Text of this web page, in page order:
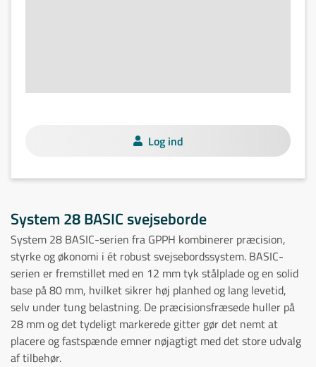
Log ind
System 28 BASIC svejseborde
System 28 BASIC-serien fra GPPH kombinerer præcision,
styrke og økonomi i ét robust svejsebordssystem. BASIC-
serien er fremstillet med en 12 mm tyk stålplade og en solid
base på 80 mm, hvilket sikrer høj planhed og lang levetid,
selv under tung belastning. De præcisionsfræsede huller på
28 mm og det tydeligt markerede gitter gør det nemt at
placere og fastspænde emner nøjagtigt med det store udvalg
af tilbehør.